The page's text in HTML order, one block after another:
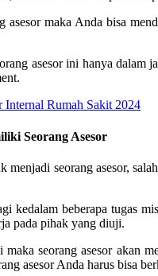
asesor maka Anda bisa
asesor ini hanya dalam
Internal Rumah Sakit 2024
Seorang Asesor
menjadi seorang asesor,
kedalam beberapa tugas
pada pihak yang diuji.
seorang asesor akan
asesor Anda harus bisa